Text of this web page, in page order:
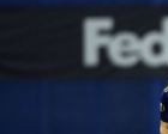
Tablica
Lifestyle
Trudnice
Fitness
Ishrana
VODA